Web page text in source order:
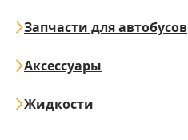
Запчасти для автобусов
Аксессуары
Жидкости